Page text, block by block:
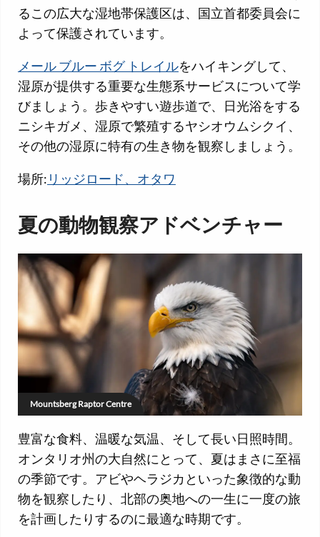
るこの広大な湿地帯保護区は、国立首都委員会に
よって保護されています。
メール ブルー ボグ トレイルをハイキングして、
湿原が提供する重要な生態系サービスについて学
びましょう。歩きやすい遊歩道で、日光浴をする
ニシキガメ、湿原で繁殖するヤシオウムシクイ、
その他の湿原に特有の生き物を観察しましょう。
場所: リッジロード、オタワ
夏の動物観察アドベンチャー
Mountsberg Raptor Centre
豊富な食料、温暖な気温、そして長い日照時間。
オンタリオ州の大自然にとって、夏はまさに至福
の季節です。アビやヘラジカといった象徴的な動
物を観察したり、北部の奥地への一生に一度の旅
を計画したりするのに最適な時期です。